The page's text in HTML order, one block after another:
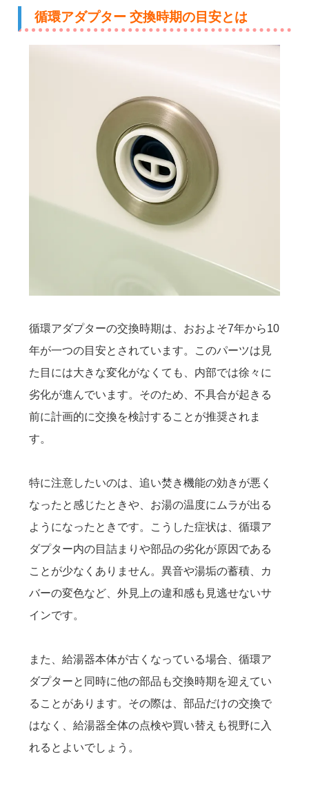
循環アダプター 交換時期の目安とは
循環アダプターの交換時期は、おおよそ7年から10
年が一つの目安とされています。このパーツは見
た目には大きな変化がなくても、内部では徐々に
劣化が進んでいます。そのため、不具合が起きる
前に計画的に交換を検討することが推奨されま
す。
特に注意したいのは、追い焚き機能の効きが悪く
なったと感じたときや、お湯の温度にムラが出る
ようになったときです。こうした症状は、循環ア
ダプター内の目詰まりや部品の劣化が原因である
ことが少なくありません。異音や湯垢の蓄積、カ
バーの変色など、外見上の違和感も見逃せないサ
インです。
また、給湯器本体が古くなっている場合、循環ア
ダプターと同時に他の部品も交換時期を迎えてい
ることがあります。その際は、部品だけの交換で
はなく、給湯器全体の点検や買い替えも視野に入
れるとよいでしょう。